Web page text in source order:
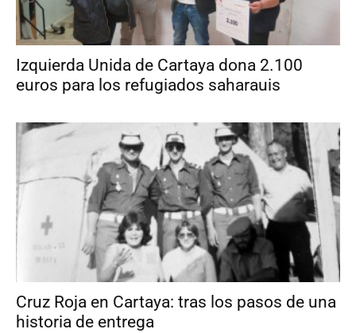
Izquierda Unida de Cartaya dona 2.100
euros para los refugiados saharauis
Cruz Roja en Cartaya: tras los pasos de una
historia de entrega